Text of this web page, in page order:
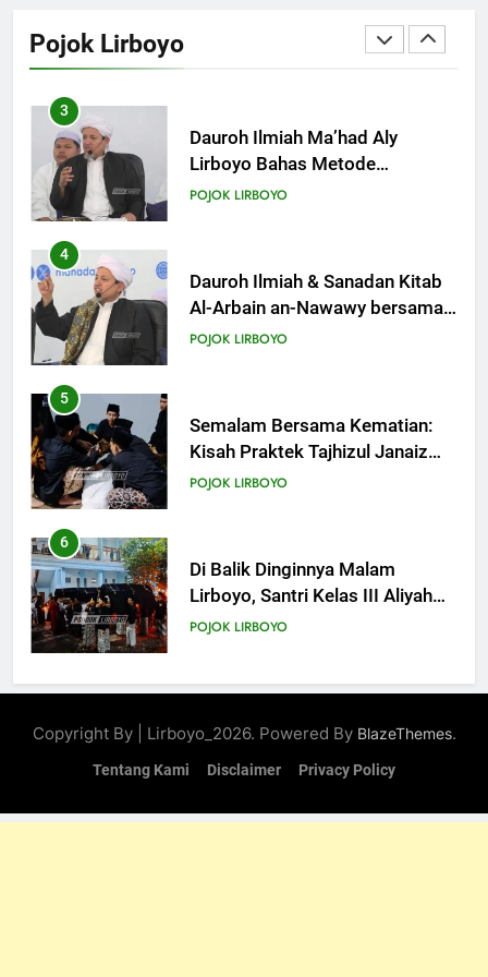
Pojok Lirboyo
Sampaikan Pentingnya
Mempelajari Ilmu Hadis Dalam
3
Dauroh Ilmiah Ma’had Aly
Lirboyo Bahas Metode
Ahlusunnah dalam
POJOK LIRBOYO
4
Dauroh Ilmiah & Sanadan Kitab
Al-Arbain an-Nawawy bersama
As-Syaikh Dr. Yasir Al-Adny
POJOK LIRBOYO
5
Semalam Bersama Kematian:
Kisah Praktek Tajhizul Janaiz
Siswa III Aliyah
POJOK LIRBOYO
6
Di Balik Dinginnya Malam
Lirboyo, Santri Kelas III Aliyah
Belajar Praktik Tajhizul Janaiz
POJOK LIRBOYO
7
Lirboyo, Bekali Santri dengan
Keterampilan Merawat Jenazah
POJOK LIRBOYO
Copyright By | Lirboyo_2026. Powered By BlazeThemes.
Tentang Kami Disclaimer Privacy Policy